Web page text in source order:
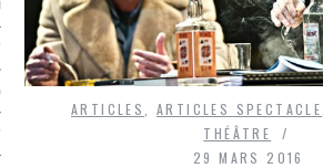
BONHEUR
GUERRE
ARTICLES ARTICLES SPECTACLE
THÉÂTRE
29 MARS 2016